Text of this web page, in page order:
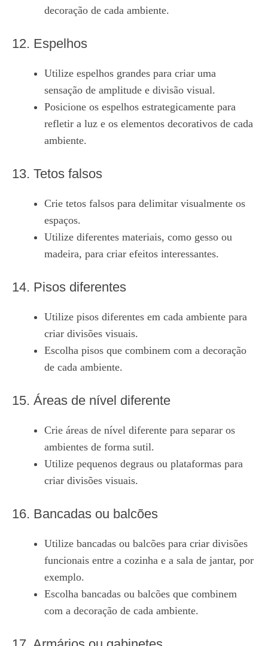
decoração de cada ambiente.
12. Espelhos
Utilize espelhos grandes para criar uma
sensação de amplitude e divisão visual.
Posicione os espelhos estrategicamente para
refletir a luz e os elementos decorativos de cada
ambiente.
13. Tetos falsos
Crie tetos falsos para delimitar visualmente os
espaços.
Utilize diferentes materiais, como gesso ou
madeira, para criar efeitos interessantes.
14. Pisos diferentes
Utilize pisos diferentes em cada ambiente para
criar divisões visuais.
Escolha pisos que combinem com a decoração
de cada ambiente.
15. Áreas de nível diferente
Crie áreas de nível diferente para separar os
ambientes de forma sutil.
Utilize pequenos degraus ou plataformas para
criar divisões visuais.
16. Bancadas ou balcões
Utilize bancadas ou balcões para criar divisões
funcionais entre a cozinha e a sala de jantar, por
exemplo.
Escolha bancadas ou balcões que combinem
com a decoração de cada ambiente.